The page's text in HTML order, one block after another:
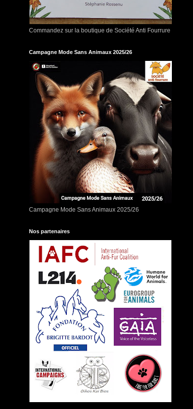
Commandez sur la boutique de Société Anti Fourrure
Campagne Mode Sans Animaux 2025/26
Campagne Mode Sans Animaux 2025/26
Nos partenaires